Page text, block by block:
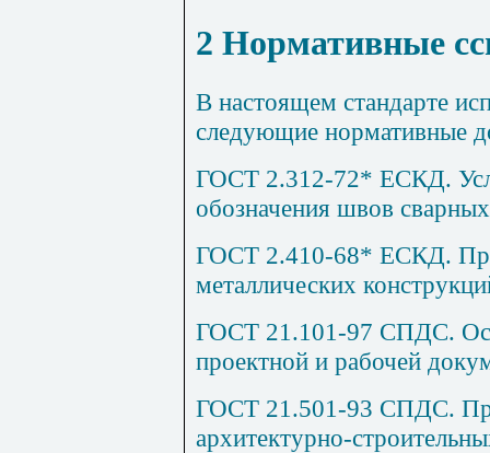
2 Нормативные
В настоящем стандарте
следующие нормативные
ГОСТ 2.312-72* ЕСКД.
обозначения швов
ГОСТ 2.410-68* ЕСКД.
металлических
ГОСТ 21.101-97 СПДС.
проектной и рабочей
ГОСТ 21.501-93 СПДС.
архитектурно-